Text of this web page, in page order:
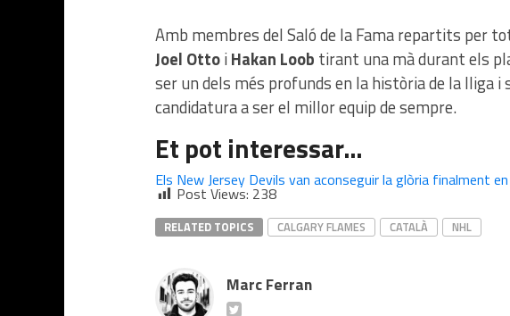
Amb membres del Saló de la Fama repartits per
Joel OttoiHakan Loob tirant una mà durant els
ser un dels més profunds en la història de la lliga
candidatura a ser el millor equip de sempre.
Et pot interessar…
Els New Jersey Devils van aconseguir la glòria finalment
Post Views: 238
RELATED TOPICS CALGARY FLAMES CATALÀ NHL
Marc Ferran